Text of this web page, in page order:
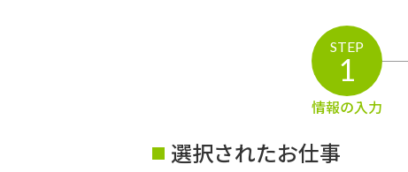
STEP
1
情報の入力
選択されたお仕事